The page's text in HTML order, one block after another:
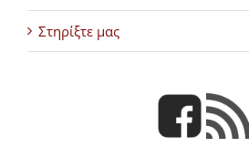
Στηρίξτε μας